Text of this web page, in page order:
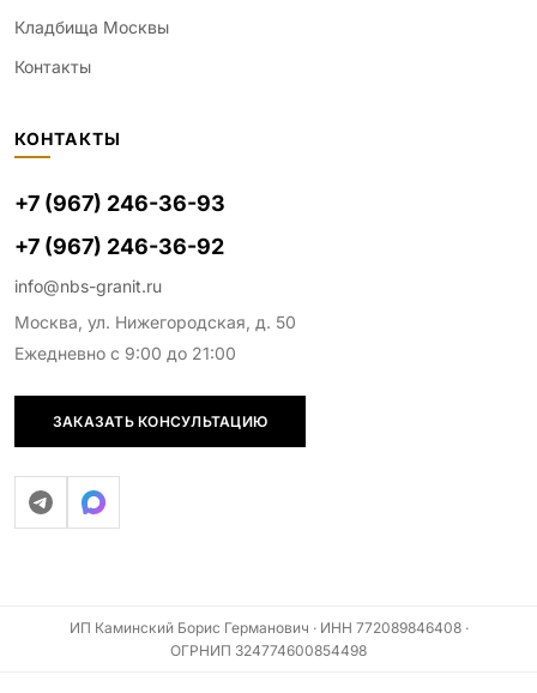
Кладбища Москвы
Контакты
КОНТАКТЫ
+7 (967) 246-36-93
+7 (967) 246-36-92
info@nbs-granit.ru
Москва, ул. Нижегородская, д. 50
Ежедневно с 9:00 до 21:00
ЗАКАЗАТЬ КОНСУЛЬТАЦИЮ
ИП Каминский Борис Германович · ИНН 772089846408 ·
ОГРНИП 324774600854498